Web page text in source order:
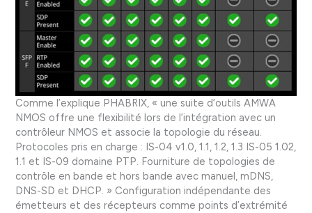
Comme l’explique PHABRIX, « une suite d’outils AMWA
NMOS offre une flexibilité lors de l’intégration avec un
contrôleur NMOS et associe la topologie du réseau.
Protocoles pris en charge : IS-04 v1.0, 1.1, 1.2, 1.3 IS-05 1.02,
1.1 et IS-09 domaine PTP. Fourniture de topologies de
contrôle en bande et hors bande avec manuel, mDNS,
DNS-SD et DHCP. » Configuration indépendante des
émetteurs et des récepteurs comme points d’extrémité